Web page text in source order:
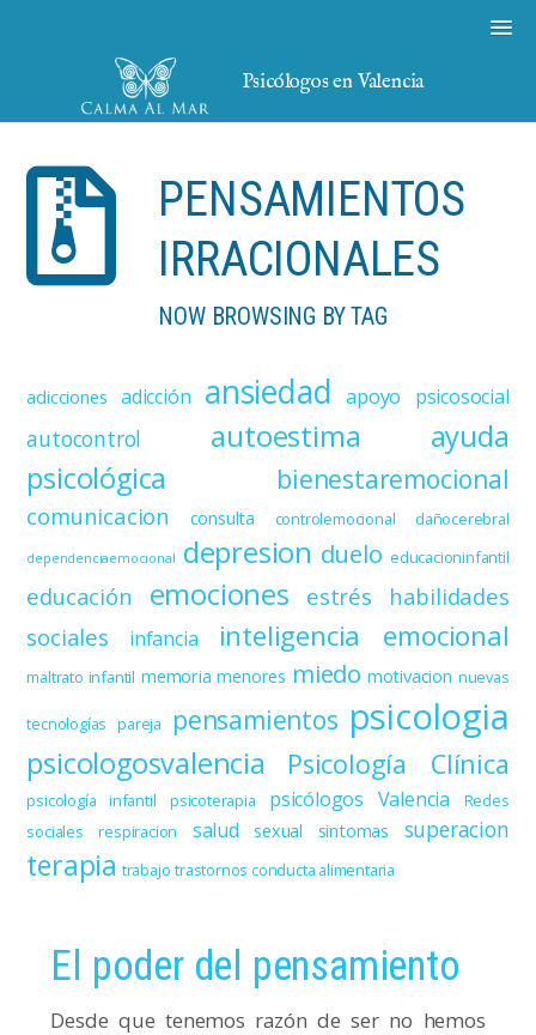
Psicólogos en Valencia
PENSAMIENTOS
IRRACIONALES
NOW BROWSING BY TAG
adicciones adicción ansiedad apoyo psicosocial
autocontrol autoestima
ayuda
psicológica
bienestaremocional
comunicacion consulta controlemocional dañocerebral
dependenciaemocional depresion duelo educacioninfantil
educación emociones estrés
habilidades
sociales
infancia inteligencia emocional
maltrato infantil memoria menores miedo motivacion nuevas
tecnologías pareja pensamientos psicologia
psicologosvalencia Psicología Clínica
psicología infantil psicoterapia psicólogos Valencia
Redes
sociales
respiracion salud sexual sintomas superacion
terapia trabajo trastornos conducta alimentaria
El poder del pensamiento
Desde que tenemos razón de ser no hemos